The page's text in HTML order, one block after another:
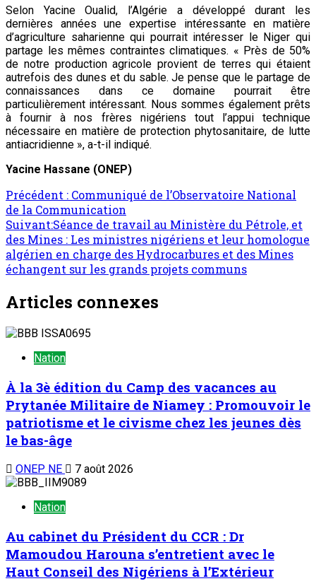
Selon Yacine Oualid, l’Algérie a développé durant les
dernières années une expertise intéressante en matière
d’agriculture saharienne qui pourrait intéresser le Niger qui
partage les mêmes contraintes climatiques. « Près de 50%
de notre production agricole provient de terres qui étaient
autrefois des dunes et du sable. Je pense que le partage de
connaissances dans ce domaine pourrait être
particulièrement intéressant. Nous sommes également prêts
à fournir à nos frères nigériens tout l’appui technique
nécessaire en matière de protection phytosanitaire, de lutte
antiacridienne », a-t-il indiqué.
Yacine Hassane (ONEP)
Précédent : Communiqué de l’Observatoire National
de la Communication
Suivant:Séance de travail au Ministère du Pétrole, et
des Mines : Les ministres nigériens et leur homologue
algérien en charge des Hydrocarbures et des Mines
échangent sur les grands projets communs
Articles connexes
Nation
À la 3è édition du Camp des vacances au
Prytanée Militaire de Niamey : Promouvoir le
patriotisme et le civisme chez les jeunes dès
le bas-âge
ONEP NE 7 août 2026
Nation
Au cabinet du Président du CCR : Dr
Mamoudou Harouna s’entretient avec le
Haut Conseil des Nigériens à l’Extérieur